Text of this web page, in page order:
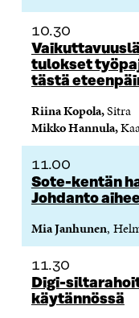
I
K
K
U
N
A
S
A
K
U
N
A
S
A
10.30
tulokset
tästä
Riina Kopola,Sitra
Mikko Hannula,
11.00
Sote-kentän
Johdanto
Mia Janhunen,
11.30
Digi-
käytännössä